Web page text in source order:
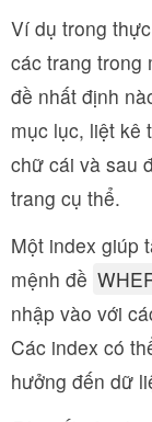
Ví dụ trong
các trang trong
đề nhất định
mục lục, liệt kê
chữ cái và sau
trang cụ thể.
Một index giúp
mệnh đề
nhập vào với
Các index có
hưởng đến dữ